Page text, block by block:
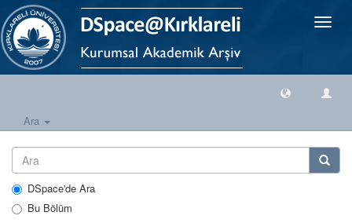
Geçiş
Ara
DSpace'de Ara
Bu Bölüm